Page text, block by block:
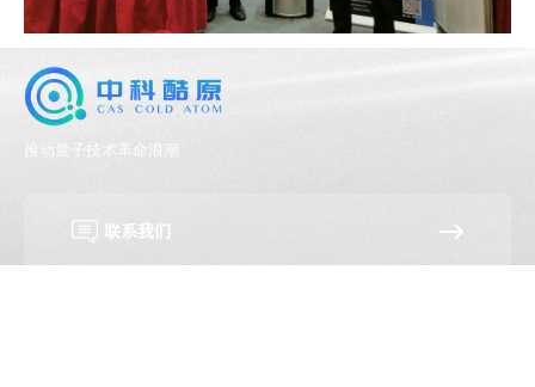
推动量子技术革命浪潮
联系我们